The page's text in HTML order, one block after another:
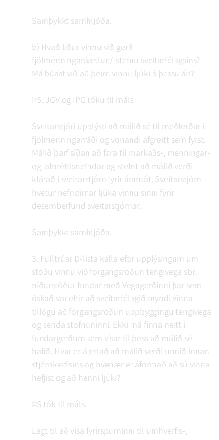
Samþykkt samhljóða.
b) Hvað líður vinnu við gerð
fjölmenningaráætlun/-stefnu sveitarfélagsins?
Má búast við að þeirri vinnu ljúki á þessu ári?
ÞS, JGV og IPG tóku til máls
Sveitarstjóri upplýsti að málið sé til meðferðar í
fjölmenningarráði og vonandi afgreitt sem fyrst.
Málið þarf síðan að fara til markaðs-, menningar-
og jafnréttisnefndar og stefnt að málið verði
klárað í sveitarstjórn fyrir áramót. Sveitarstjórn
hvetur nefndirnar ljúka vinnu sinni fyrir
desemberfund sveitarstjórnar.
Samþykkt samhljóða.
3. Fulltrúar D-lista kalla eftir upplýsingum um
stöðu vinnu við forgangsröðun tengivega sbr.
niðurstöður fundar með Vegagerðinni þar sem
óskað var eftir að sveitarfélagið myndi vinna
tillögu að forgangsröðun uppbyggingu tengivega
og senda stofnuninni. Ekki má finna neitt í
fundargerðum sem vísar til þess að málið sé
hafið. Hvar er áætlað að málið verði unnið innan
stjórnkerfisins og hvenær er áformað að sú vinna
hefjist og að henni ljúki?
ÞS tók til máls.
Lagt til að vísa fyrirspurninni til umhverfis-,